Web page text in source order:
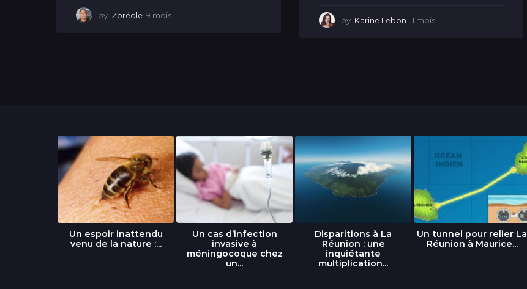
by Zoréole 9 mois
by Karine Lebon 11 mois1
Un espoir inattendu
venu de la nature :...
Un cas d’infection
invasive à
méningocoque chez
un...
Disparitions à La
Réunion : une
inquiétante
multiplication...
Un tunnel pour relier La
Réunion à Maurice...